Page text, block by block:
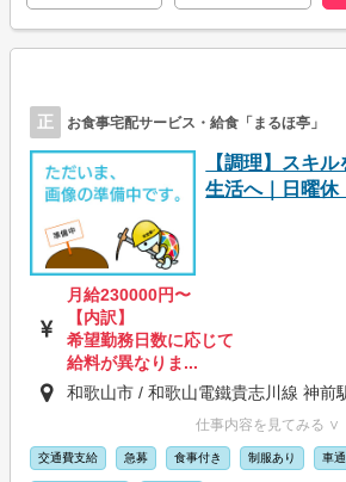
正 お食事宅配サービス・給食「まるほ亭」
【調理】スキ
生活へ｜日曜休
月給230000円〜
【内訳】
希望勤務日数に応じて
給料が異なりま...
和歌山市 / 和歌山電鐵貴志川線 神前
仕事内容を見てみる ∨
交通費支給 急募 食事付き 制服あり 車